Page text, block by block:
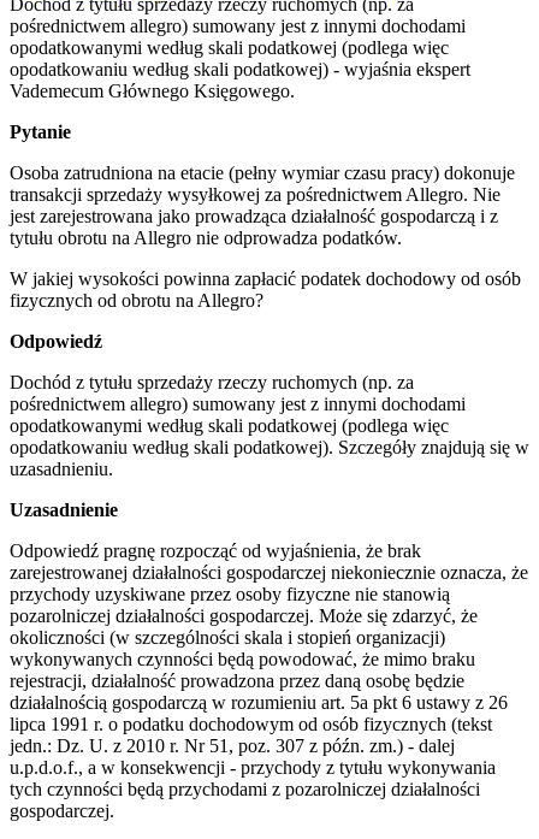
pośrednictwem allegro) sumowany jest z innymi dochodami
opodatkowanymi według skali podatkowej (podlega więc
opodatkowaniu według skali podatkowej) - wyjaśnia ekspert
Vademecum Głównego Księgowego.
Pytanie
Osoba zatrudniona na etacie (pełny wymiar czasu pracy) dokonuje
transakcji sprzedaży wysyłkowej za pośrednictwem Allegro. Nie
jest zarejestrowana jako prowadząca działalność gospodarczą i z
tytułu obrotu na Allegro nie odprowadza podatków.
W jakiej wysokości powinna zapłacić podatek dochodowy od osób
fizycznych od obrotu na Allegro?
Odpowiedź
Dochód z tytułu sprzedaży rzeczy ruchomych (np. za
pośrednictwem allegro) sumowany jest z innymi dochodami
opodatkowanymi według skali podatkowej (podlega więc
opodatkowaniu według skali podatkowej). Szczegóły znajdują się w
uzasadnieniu.
Uzasadnienie
Odpowiedź pragnę rozpocząć od wyjaśnienia, że brak
zarejestrowanej działalności gospodarczej niekoniecznie oznacza, że
przychody uzyskiwane przez osoby fizyczne nie stanowią
pozarolniczej działalności gospodarczej. Może się zdarzyć, że
okoliczności (w szczególności skala i stopień organizacji)
wykonywanych czynności będą powodować, że mimo braku
rejestracji, działalność prowadzona przez daną osobę będzie
działalnością gospodarczą w rozumieniu art. 5a pkt 6 ustawy z 26
lipca 1991 r. o podatku dochodowym od osób fizycznych (tekst
jedn.: Dz. U. z 2010 r. Nr 51, poz. 307 z późn. zm.) - dalej
u.p.d.o.f., a w konsekwencji - przychody z tytułu wykonywania
tych czynności będą przychodami z pozarolniczej działalności
gospodarczej.